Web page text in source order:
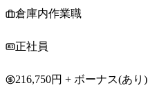
倉庫内作業職
正社員
216,750円 + ボーナス(あり)